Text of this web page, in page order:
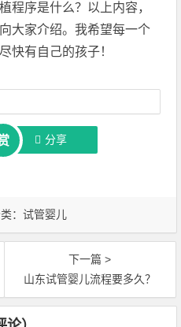
程序是什么？以上内容，
大家介绍。我希望每一个
快有自己的孩子！
分享
：试管婴儿
下一篇 >
山东试管婴儿流程要多久？